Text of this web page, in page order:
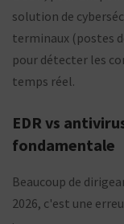
solution de
terminaux (postes
pour détecter les
temps réel.
EDR vs
fondamentale
Beaucoup de
2026, c'est une